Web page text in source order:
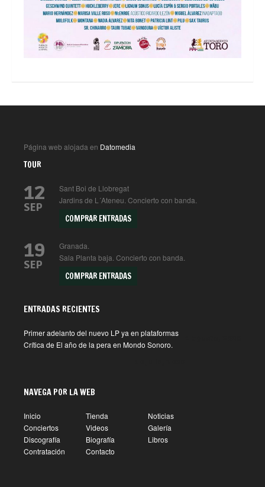
Página web alojada en Datomedia
TOUR
12
SEP
Sant Boi de Llobregat
Jardins de L´Ateneu. Concierto con banda.
COMPRAR ENTRADAS
19
SEP
Granada.
Sala Planta baja. Concierto con banda.
COMPRAR ENTRADAS
ENTRADAS RECIENTES
Primer adelanto del nuevo LP ya en plataformas
Crítica de El año de la pera en Mondo Sonoro.
NAVEGA POR LA WEB
Inicio Tienda
Noticias
Conciertos
Videos
Galería
Discografía
Biografía
Libros
Contratación
Contacto